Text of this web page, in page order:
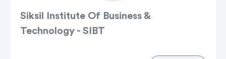
Siksil Institute Of Business &
Technology - SIBT